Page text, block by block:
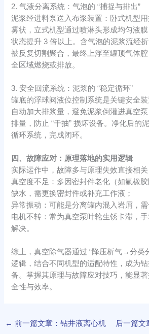
2. 气液分离系统：气泡的 “捕捉与排出”​
泥浆经进料泵送入布浆装置：卧式机型
雾状，立式机型通过喷淋头形成均匀液
状态提升 3 倍以上。含气泡的泥浆流经
被反复切割聚合，最终上浮至罐顶气体
全区域燃烧或排放。
3. 安全回流系统：泥浆的 “稳定循环”​
罐底的浮球阀液位控制系统是关键安全
自动加大排浆量，避免泥浆倒灌进真空
排量，防止 “干抽” 损坏设备。净化后的
循环系统，完成闭环。​
四、故障应对：原理落地的实用逻辑​
实际运作中，故障多与原理失效直接相关
真空度不足：多因密封件老化（如氟橡
缺水，需更换密封件或补充工作液；​
异常振动：可能是分离罐内混入岩屑，需
电机不转：常为真空泵叶轮生锈卡滞，
解决。​
综上，真空除气器通过 “降压析气→分类
逻辑，结合不同机型的适配特性，成为
备。掌握其原理与故障应对技巧，能显
全性与效率。
← 前一篇文章：钻井液离心机
后一篇文